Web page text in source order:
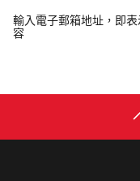
電
郵
輸入電子郵箱地址，即表
容